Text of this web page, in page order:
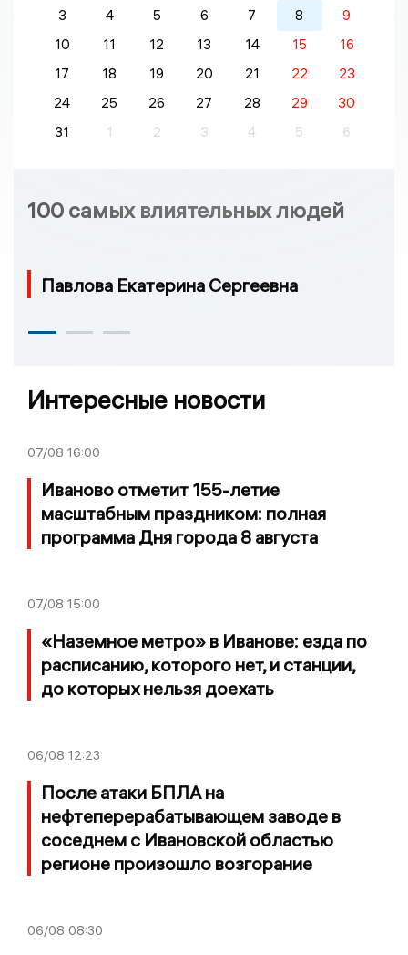
3
4 5 6 7 8
9
10
11 12 13 14 15
16
17
18 19 20 21 22
23
24
25 26 27 28 29
30
31
1 2 3 4 5 6
100 самых влиятельных людей
Павлова Екатерина Сергеевна
Интересные новости
07/08 16:00
Иваново отметит 155-летие
масштабным праздником: полная
программа Дня города 8 августа
07/08 15:00
«Наземное метро» в Иванове: езда по
расписанию, которого нет, и станции,
до которых нельзя доехать
06/08 12:23
После атаки БПЛА на
нефтеперерабатывающем заводе в
соседнем с Ивановской областью
регионе произошло возгорание
06/08 08:30